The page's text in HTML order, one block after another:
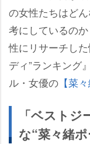
の女性たちはど
考にしているの
性にリサーチし
ディ”ランキング
ル・女優の 【菜々
「ベスト
な“菜々緒